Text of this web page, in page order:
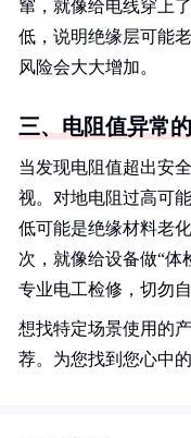
窜，就像给电线穿上
低，说明绝缘层可能
风险会大大增加。
三、电阻值异常
当发现电阻值超出安
视。对地电阻过高可
低可能是绝缘材料老
次，就像给设备做“体
专业电工检修，切勿
想找特定场景使用的
荐。为您找到您心中